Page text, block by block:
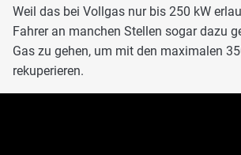
Weil das bei Vollgas nur bis 250 kW
Fahrer an manchen Stellen sogar dazu
Gas zu gehen, um mit den maximalen
rekuperieren.